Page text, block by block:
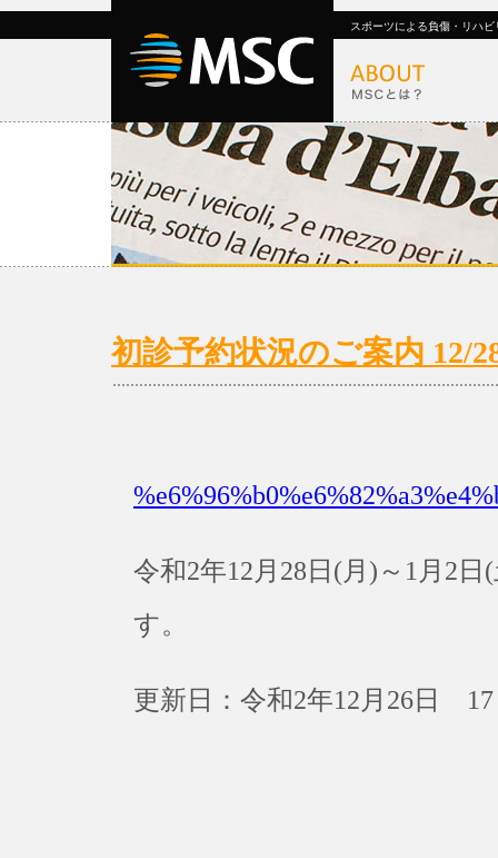
スポーツによる負傷・リハ
初診予約状況のご案内 12/
令和2年12月28日(月)～1月2
す。
更新日：令和2年12月26日 17